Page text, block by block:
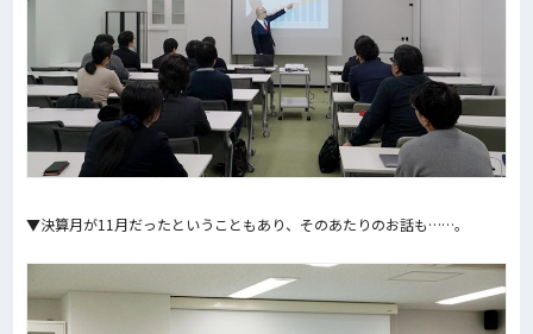
▼決算月が11月だったということもあり、そのあたりのお話も……。